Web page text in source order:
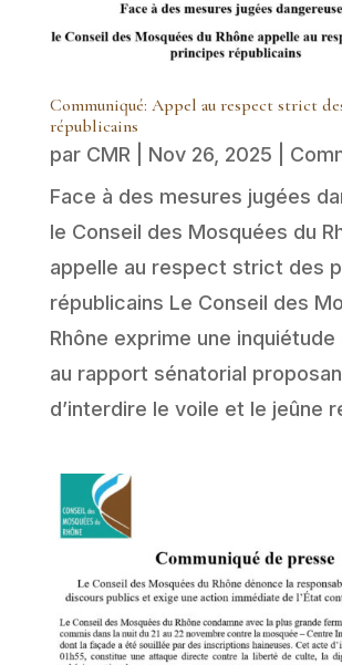
Communiqué: Appel au respect strict
républicains
par CMR Nov 26, 2025
Face à des mesures jugées
le Conseil des Mosquées du
appelle au respect strict des
républicains Le Conseil des
Rhône exprime une
au rapport sénatorial
d’interdire le voile et le jeûne